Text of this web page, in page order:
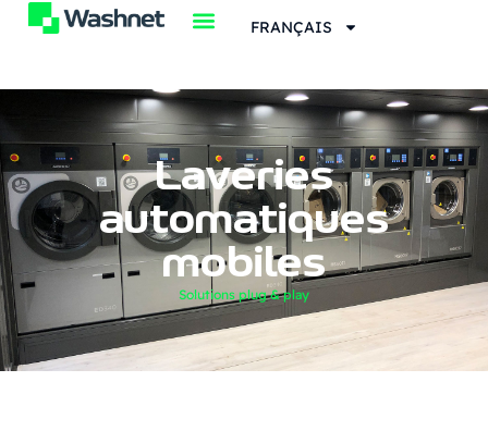
FRANÇAIS
Laveries
automatiques
mobiles
Solutions plug & play